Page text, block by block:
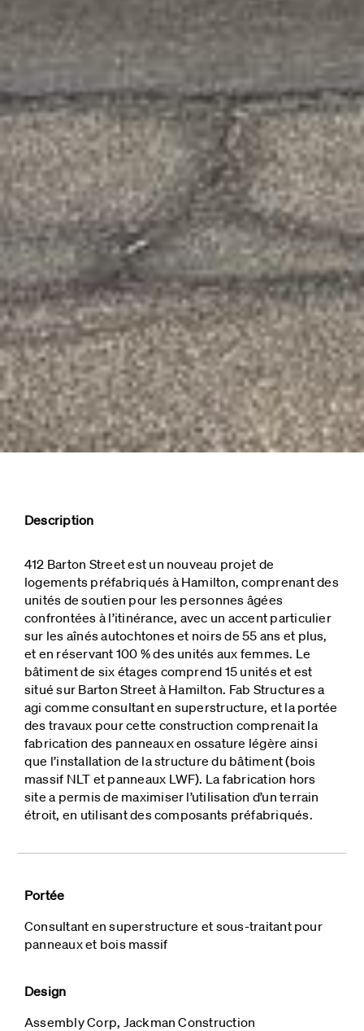
Description
412 Barton Street est un nouveau projet de
logements préfabriqués à Hamilton, comprenant des
unités de soutien pour les personnes âgées
confrontées à l’itinérance, avec un accent particulier
sur les aînés autochtones et noirs de 55 ans et plus,
et en réservant 100 % des unités aux femmes. Le
bâtiment de six étages comprend 15 unités et est
situé sur Barton Street à Hamilton. Fab Structures a
agi comme consultant en superstructure, et la portée
des travaux pour cette construction comprenait la
fabrication des panneaux en ossature légère ainsi
que l’installation de la structure du bâtiment (bois
massif NLT et panneaux LWF). La fabrication hors
site a permis de maximiser l’utilisation d’un terrain
étroit, en utilisant des composants préfabriqués.
Portée
Consultant en superstructure et sous-traitant pour
panneaux et bois massif
Design
Assembly Corp, Jackman Construction